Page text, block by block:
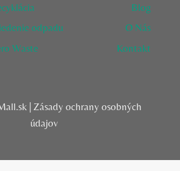
odpadu
Waste
Blog
O Nás
Kontakt
| Zásady ochrany osobných
údajov